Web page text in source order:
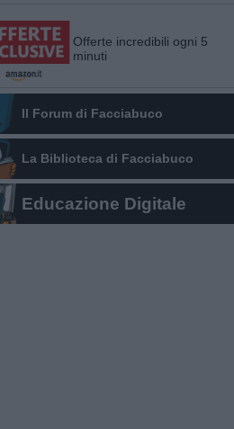
Offerte incredibili ogni 5
minuti
Il Forum di Facciabuco
La Biblioteca di Facciabuco
Educazione Digitale